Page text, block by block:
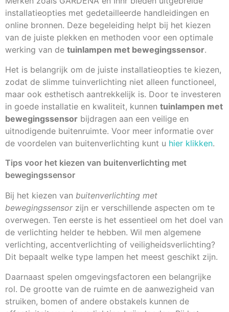
installatieopties met gedetailleerde handleidingen en
online bronnen. Deze begeleiding helpt bij het kiezen
van de juiste plekken en methoden voor een optimale
werking van de tuinlampen met bewegingssensor.
Het is belangrijk om de juiste installatieopties te kiezen,
zodat de slimme tuinverlichting niet alleen functioneel,
maar ook esthetisch aantrekkelijk is. Door te investeren
in goede installatie en kwaliteit, kunnen tuinlampen met
bewegingssensor bijdragen aan een veilige en
uitnodigende buitenruimte. Voor meer informatie over
de voordelen van buitenverlichting kunt u hier klikken.
Tips voor het kiezen van buitenverlichting met
bewegingssensor
Bij het kiezen van buitenverlichting met
bewegingssensorzijn er verschillende aspecten om te
overwegen. Ten eerste is het essentieel om het doel van
de verlichting helder te hebben. Wil men algemene
verlichting, accentverlichting of veiligheidsverlichting?
Dit bepaalt welke type lampen het meest geschikt zijn.
Daarnaast spelen omgevingsfactoren een belangrijke
rol. De grootte van de ruimte en de aanwezigheid van
struiken, bomen of andere obstakels kunnen de